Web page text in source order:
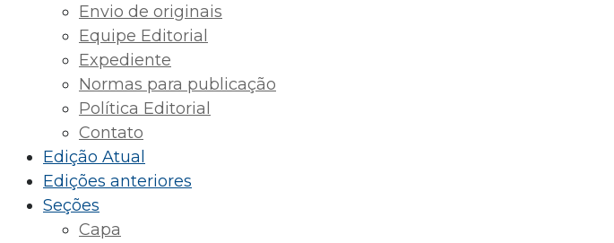
Envio de originais
Equipe Editorial
Expediente
Normas para publicação
Política Editorial
Contato
Edição Atual
Edições anteriores
Seções
Capa